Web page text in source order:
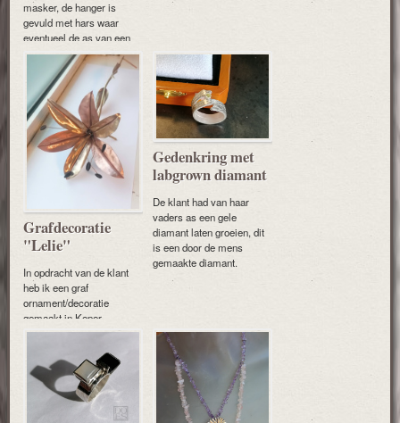
masker, de hanger is
gevuld met hars waar
eventueel de as van een
dierbare in verwerkt kan
worden.
Grafdecoratie
"Lelie"
In opdracht van de klant
heb ik een graf
ornament/decoratie
gemaakt in Koper,
Messing en Tombak.
Gedenkring met
labgrown diamant
De klant had van haar
vaders as een gele
diamant laten groeien, dit
is een door de mens
gemaakte diamant.